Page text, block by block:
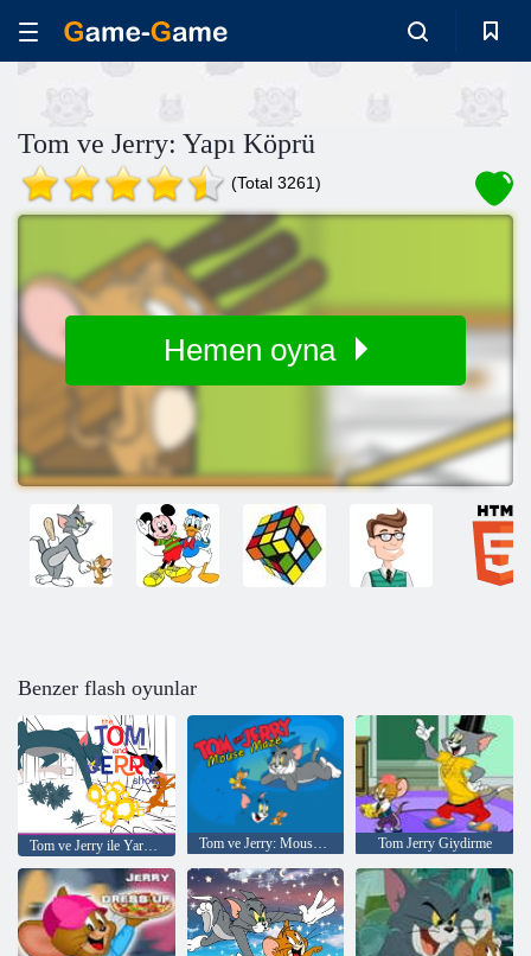
Tom ve Jerry: Yapı Köprü
(Total 3261)
Hemen oyna
Benzer flash oyunlar
Tom ve Jerry ile Yaratın Tom ve Jerry: Mouse Mazy Tom Jerry Giydirme